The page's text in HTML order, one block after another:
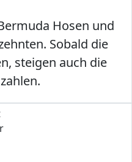
Hosen und
Sobald die
steigen auch die